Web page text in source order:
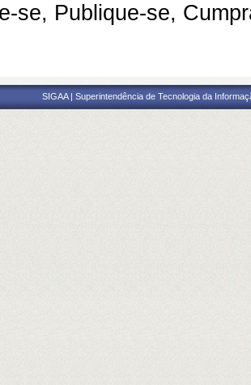
se, Publique-se,
SIGAA | Superintendência de Tecnologia da